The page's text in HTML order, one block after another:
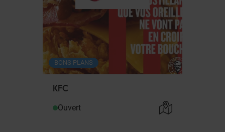
KFC
BONS PLANS
Ouvert